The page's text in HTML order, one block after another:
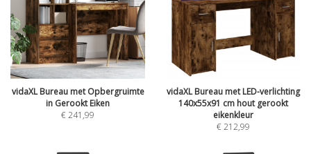
vidaXL Bureau met Opbergruimte
in Gerookt Eiken
€241,99
vidaXL Bureau met LED-verlichting
140x55x91 cm hout gerookt
eikenkleur
€212,99